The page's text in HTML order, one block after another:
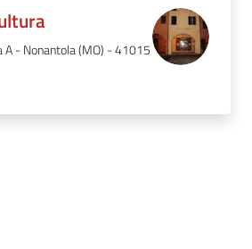
A - Nonantola (MO) - 41015